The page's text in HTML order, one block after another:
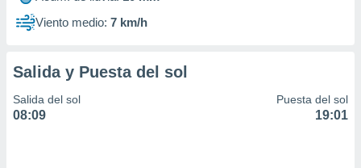
de
Viento medio: 7 km/h
Salida y Puesta del sol
Salida del sol
08:09
Puesta del sol
19:01